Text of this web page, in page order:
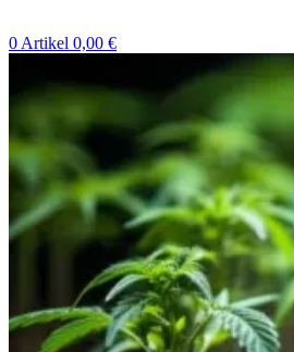
0 Artikel 0,00 €